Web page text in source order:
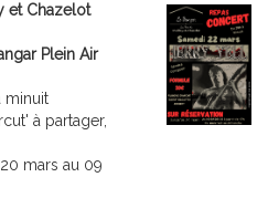
et Chazelot
Plein Air
minuit
à partager,
mars au 09